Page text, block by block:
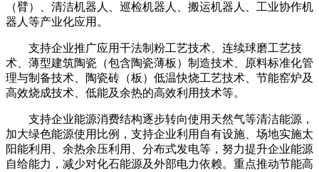
（臂）、清洁机器人、巡检机器人、搬运机器人、工业协作机
器人等产业化应用。
支持企业推广应用干法制粉工艺技术、连续球磨工艺技
术、薄型建筑陶瓷（包含陶瓷薄板）制造技术、原料标准化管
理与制备技术、陶瓷砖（板）低温快烧工艺技术、节能窑炉及
高效烧成技术、低能及余热的高效利用技术等。
支持企业能源消费结构逐步转向使用天然气等清洁能源，
加大绿色能源使用比例，支持企业利用自有设施、场地实施太
阳能利用、余热余压利用、分布式发电等，努力提升企业能源
自给能力，减少对化石能源及外部电力依赖。重点推动节能高